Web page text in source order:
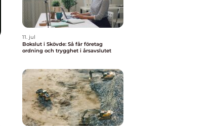
11. jul
Bokslut i Skövde: Så får företag
ordning och trygghet i årsavslutet